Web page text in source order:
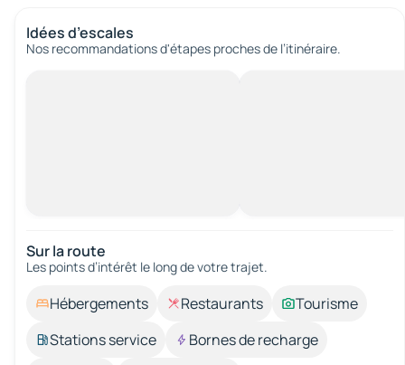
Idées d’escales
Nos recommandations d'étapes proches de l’itinéraire.
Sur la route
Les points d’intérêt le long de votre trajet.
Hébergements Restaurants
Tourisme
Stations service
Bornes de recharge